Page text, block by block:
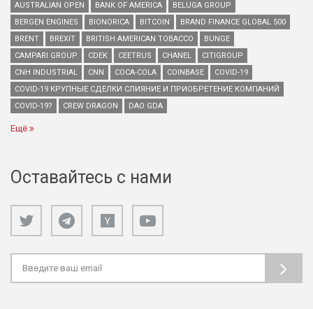
AUSTRALIAN OPEN
BANK OF AMERICA
BELUGA GROUP
BERGEN ENGINES
BIONORICA BITCOIN
BRAND FINANCE GLOBAL 500
BRENT
BREXIT BRITISH AMERICAN TOBACCO
BUNGE
CAMPARI GROUP
CDEK CEETRUS CHANEL
CITIGROUP
CNH INDUSTRIAL
CNN COCA-COLA COINBASE
COVID-19
COVID-19 КРУПНЫЕ СДЕЛКИ СЛИЯНИЕ И ПРИОБРЕТЕНИЕ КОМПАНИЙ
COVID-19?
CREW DRAGON DAO GDA
Ещё
Оставайтесь с нами